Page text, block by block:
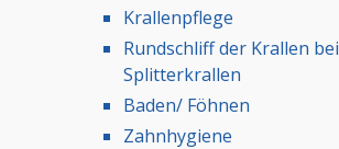
Krallenpflege
Rundschliff der Krallen bei
Splitterkrallen
Baden/ Föhnen
Zahnhygiene